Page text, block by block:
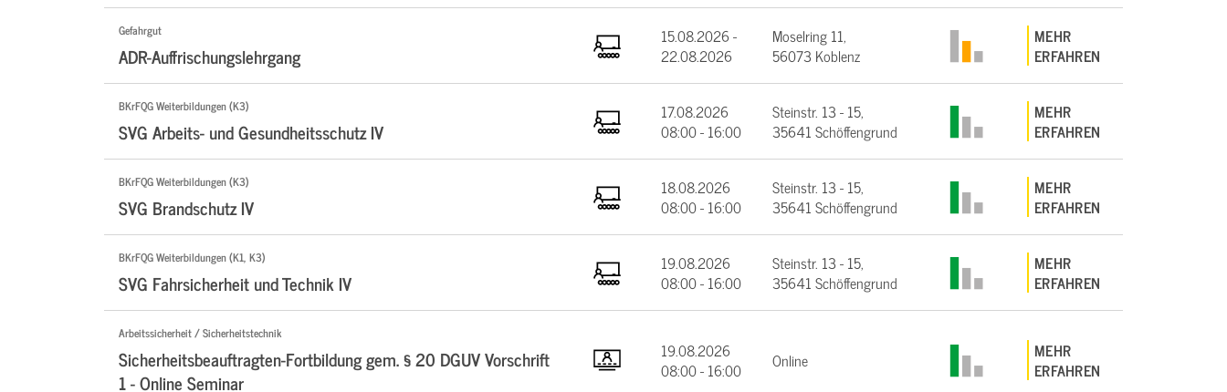
Gefahrgut
ADR-Auffrischungslehrgang
15.08.2026 -
22.08.2026
Moselring 11,
56073 Koblenz
MEHR
ERFAHREN
BKrFQG Weiterbildungen (K3)
SVG Arbeits- und Gesundheitsschutz IV
17.08.2026
08:00 - 16:00
Steinstr. 13 - 15,
35641 Schöffengrund
MEHR
ERFAHREN
BKrFQG Weiterbildungen (K3)
SVG Brandschutz IV
18.08.2026
08:00 - 16:00
Steinstr. 13 - 15,
35641 Schöffengrund
MEHR
ERFAHREN
BKrFQG Weiterbildungen (K1, K3)
SVG Fahrsicherheit und Technik IV
19.08.2026
08:00 - 16:00
Steinstr. 13 - 15,
35641 Schöffengrund
MEHR
ERFAHREN
Arbeitssicherheit / Sicherheitstechnik
Sicherheitsbeauftragten-Fortbildung gem. § 20 DGUV Vorschrift
1 - Online Seminar
19.08.2026
08:00 - 16:00
Online
MEHR
ERFAHREN